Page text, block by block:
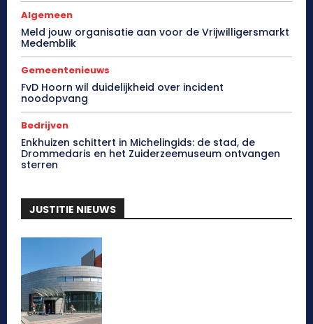
Algemeen
Meld jouw organisatie aan voor de Vrijwilligersmarkt
Medemblik
Gemeentenieuws
FvD Hoorn wil duidelijkheid over incident
noodopvang
Bedrijven
Enkhuizen schittert in Michelingids: de stad, de
Drommedaris en het Zuiderzeemuseum ontvangen
sterren
JUSTITIE NIEUWS